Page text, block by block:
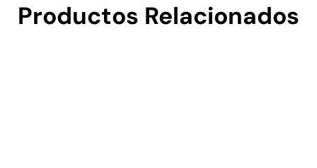
Productos Relacionados